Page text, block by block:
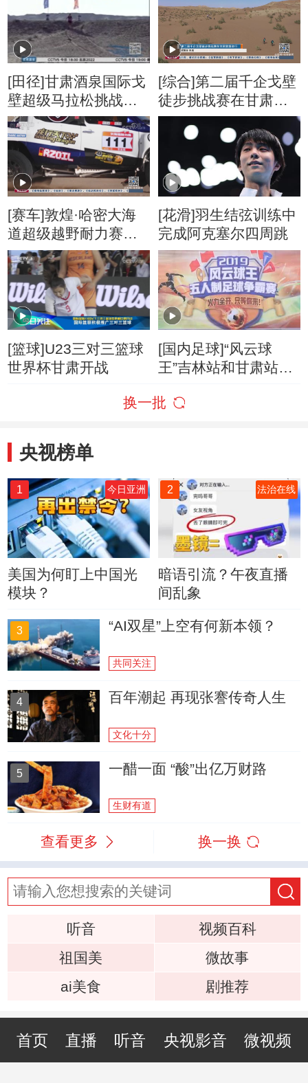
[田径]甘肃酒泉国际戈
壁超级马拉松挑战极
限
[综合]第二届千企戈壁
徒步挑战赛在甘肃敦
煌举行
[赛车]敦煌·哈密大海
道超级越野耐力赛落
幕
[花滑]羽生结弦训练中
完成阿克塞尔四周跳
[篮球]U23三对三篮球
世界杯甘肃开战
[国内足球]“风云球
王”吉林站和甘肃站落
换一批
央视榜单
1 今日亚洲
美国为何盯上中国光
模块？
2 法治在线
暗语引流？午夜直播
间乱象
3 “AI双星”上空有何新本领？
共同关注
4 百年潮起 再现张謇传奇人生
文化十分
5 一醋一面 “酸”出亿万财路
生财有道
查看更多 换一换
听音
视频百科
祖国美
微故事
ai美食
剧推荐
首页 直播 听音 央视影音 微视频